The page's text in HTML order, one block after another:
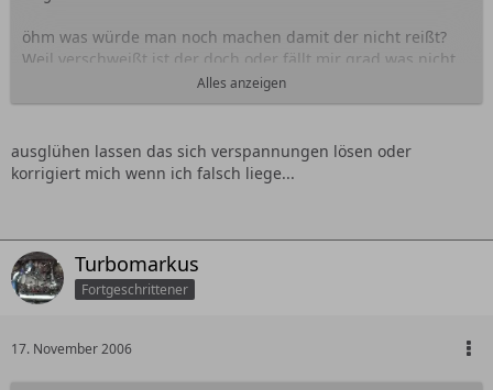
öhm was würde man noch machen damit der nicht reißt?
Weil verschweißt ist der doch oder fällt mir grad was nicht
SDI
Alles anzeigen
ausglühen lassen das sich verspannungen lösen oder
korrigiert mich wenn ich falsch liege...
Turbomarkus
Fortgeschrittener
17. November 2006